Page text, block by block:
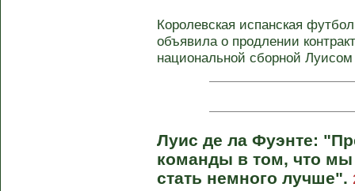
Королевская испанская
объявила о продлении
национальной сборной
Луис де ла Фуэнте:
команды в том, что мы
стать немного лучше".